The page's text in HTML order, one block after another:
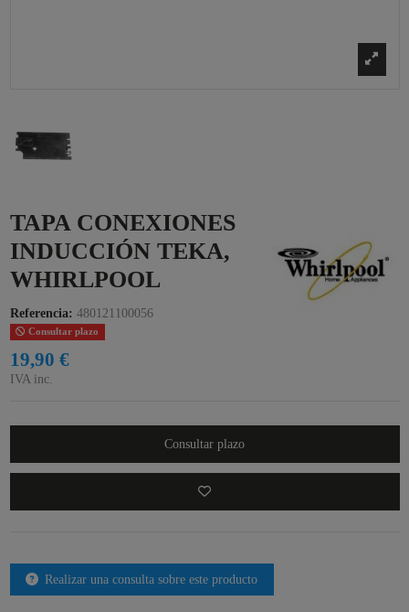
TAPA CONEXIONES
INDUCCIÓN TEKA,
WHIRLPOOL
Referencia: 480121100056
Consultar plazo
19,90 €
IVA inc.
Consultar plazo
Realizar una consulta sobre este producto